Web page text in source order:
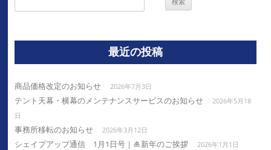
索:
最近の投稿
商品価格改定のお知らせ 2026年7月3日
テント天幕・横幕のメンテナンスサービスのお知らせ
2026年5月18
日
事務所移転のお知らせ 2026年3月12日
シェイプアップ通信 1月1日号｜🎍新年のご挨拶 2026年1月1日